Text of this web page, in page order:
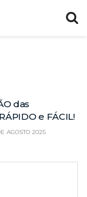
das
e FÁCIL!
AGOSTO 2025